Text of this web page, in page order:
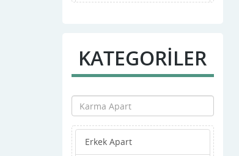
Kumlu
Reyhanlı
Samandağ
Yayladağı
KATEGORİLER
Erkek Apart